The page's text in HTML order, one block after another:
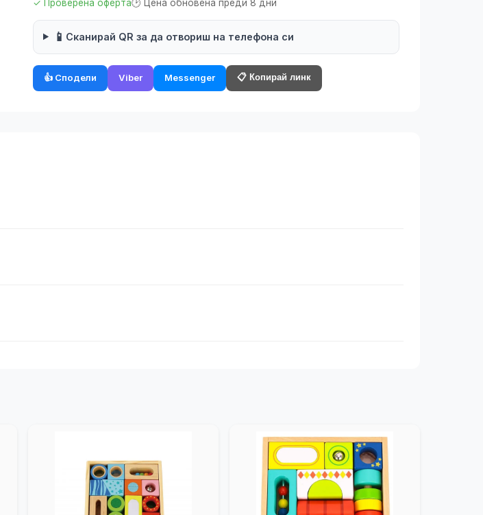
✓ Проверена оферта🕑 Цена обновена преди 8 дни
📱 Сканирай QR за да отвориш на телефона си
👍 Сподели Viber Messenger 📋 Копирай линк